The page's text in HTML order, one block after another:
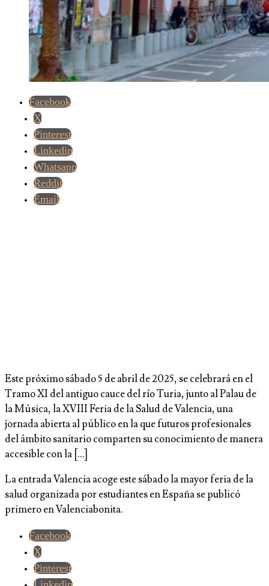
Facebook
X
Pinterest
Linkedin
Whatsapp
Reddit
Email
Este próximo sábado 5 de abril de 2025, se celebrará en el
Tramo XI del antiguo cauce del río Turia, junto al Palau de
la Música, la XVIII Feria de la Salud de Valencia, una
jornada abierta al público en la que futuros profesionales
del ámbito sanitario comparten su conocimiento de manera
accesible con la […]
La entrada Valencia acoge este sábado la mayor feria de la
salud organizada por estudiantes en España se publicó
primero en Valenciabonita.
Facebook
X
Pinterest